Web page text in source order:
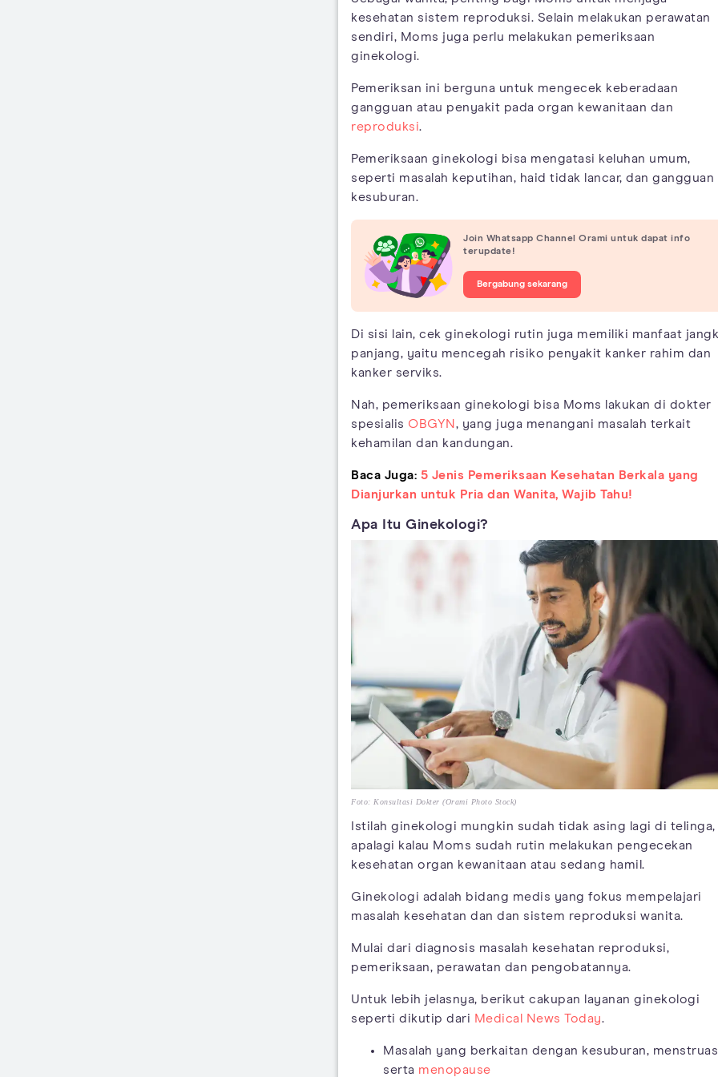
kesehatan sistem reproduksi. Selain melakukan perawatan
sendiri, Moms juga perlu melakukan pemeriksaan
ginekologi.
Pemeriksan ini berguna untuk mengecek keberadaan
gangguan atau penyakit pada organ kewanitaan dan
reproduksi.
Pemeriksaan ginekologi bisa mengatasi keluhan umum,
seperti masalah keputihan, haid tidak lancar, dan gangguan
kesuburan.
Join Whatsapp Channel Orami untuk dapat info
terupdate!
Bergabung sekarang
Di sisi lain, cek ginekologi rutin juga memiliki manfaat
panjang, yaitu mencegah risiko penyakit kanker rahim dan
kanker serviks.
Nah, pemeriksaan ginekologi bisa Moms lakukan di dokter
spesialis OBGYN , yang juga menangani masalah terkait
kehamilan dan kandungan.
Baca Juga: 5 Jenis Pemeriksaan Kesehatan Berkala yang
Dianjurkan untuk Pria dan Wanita, Wajib Tahu!
Apa Itu Ginekologi?
Foto: Konsultasi Dokter (Orami Photo Stock)
Istilah ginekologi mungkin sudah tidak asing lagi di telinga,
apalagi kalau Moms sudah rutin melakukan pengecekan
kesehatan organ kewanitaan atau sedang hamil.
Ginekologi adalah bidang medis yang fokus mempelajari
masalah kesehatan dan dan sistem reproduksi wanita.
Mulai dari diagnosis masalah kesehatan reproduksi,
pemeriksaan, perawatan dan pengobatannya.
Untuk lebih jelasnya, berikut cakupan layanan ginekologi
seperti dikutip dari Medical News Today.
Masalah yang berkaitan dengan kesuburan,
serta menopause